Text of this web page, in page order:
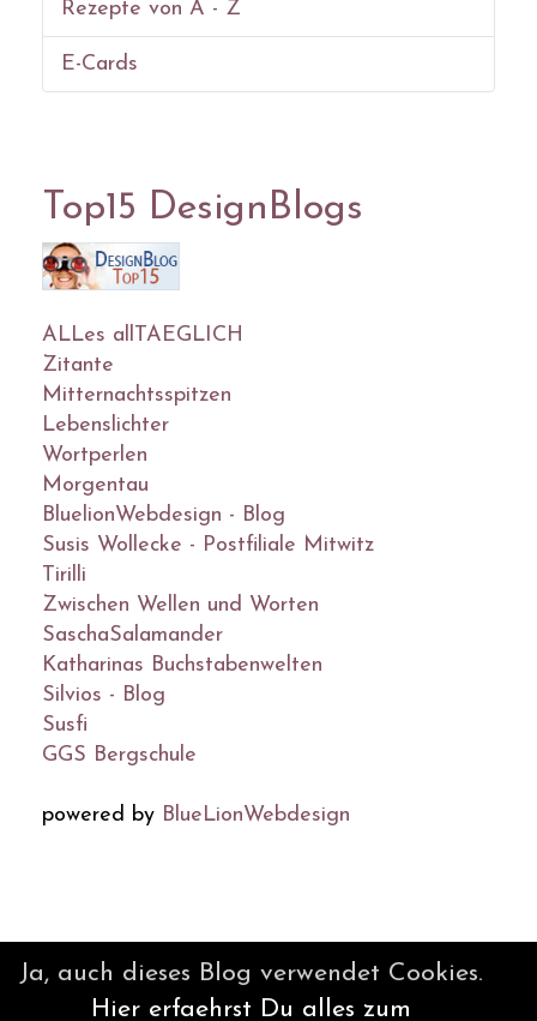
Rezepte von A - Z
E-Cards
Top15 DesignBlogs
ALLes allTAEGLICH
Zitante
Mitternachtsspitzen
Lebenslichter
Wortperlen
Morgentau
BluelionWebdesign - Blog
Susis Wollecke - Postfiliale Mitwitz
Tirilli
Zwischen Wellen und Worten
SaschaSalamander
Katharinas Buchstabenwelten
Silvios - Blog
Susfi
GGS Bergschule
powered by BlueLionWebdesign
BlueLionWebdesign.de
Ja, auch dieses Blog verwendet Cookies.
Hier erfaehrst Du alles zum